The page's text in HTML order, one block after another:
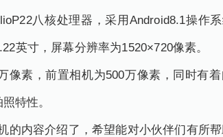
八核处理器，采用Android8.1操作
英寸，屏幕分辨率为1520×720像素。
像素，前置相机为500万像素，同时有
特性。
内容介绍了，希望能对小伙伴们有所帮